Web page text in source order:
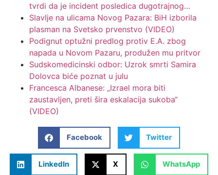
tvrdi da je incident posledica dugotrajnog…
Slavlje na ulicama Novog Pazara: BiH izborila
plasman na Svetsko prvenstvo (VIDEO)
Podignut optužni predlog protiv E.A. zbog
napada u Novom Pazaru, produžen mu pritvor
Sudskomedicinski odbor: Uzrok smrti Samira
Dolovca biće poznat u julu
Francesca Albanese: „Izrael mora biti
zaustavljen, preti šira eskalacija sukoba“
(VIDEO)
Facebook Twitter
LinkedIn X WhatsApp